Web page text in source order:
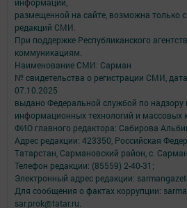
размещенной на сайте, возможна только
редакций СМИ.
При поддержке Республиканского
коммуникациям.
Наименование СМИ: Сарман
№ свидетельства о регистрации СМИ,
07.10.2025
выдано Федеральной службой по надзору
информационных технологий и массовых
ФИО главного редактора: Сабирова
Адрес редакции: 423350, Российская
Татарстан, Сармановский район, с.
Телефон редакции: (85559) 2-40-31;
Электронный адрес редакции:
Для сообщения о фактах коррупции:
sar.prok@tatar.ru.